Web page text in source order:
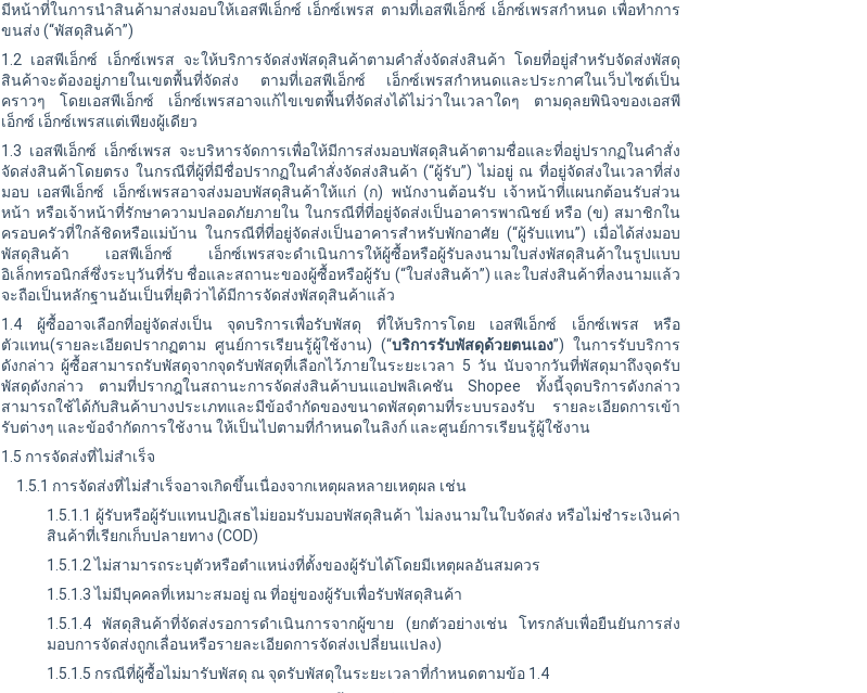
มีหน้าที่ในการนำสินค้ามาส่งมอบให้เอสพีเอ็กซ์ เอ็กซ์เพรส ตามที่เอสพีเอ็กซ์ เอ็กซ์เพรสกำหนด เพื่อทำการ
ขนส่ง (“พัสดุสินค้า”)
1.2 เอสพีเอ็กซ์ เอ็กซ์เพรส จะให้บริการจัดส่งพัสดุสินค้าตามคำสั่งจัดส่งสินค้า โดยที่อยู่สำหรับจัดส่งพัสดุ
สินค้าจะต้องอยู่ภายในเขตพื้นที่จัดส่ง ตามที่เอสพีเอ็กซ์ เอ็กซ์เพรสกำหนดและประกาศในเว็บไซต์เป็น
คราวๆ โดยเอสพีเอ็กซ์
เอ็กซ์เพรสอาจแก้ไขเขตพื้นที่จัดส่งได้ไม่ว่าในเวลาใดๆ ตามดุลยพินิจของเอสพี
เอ็กซ์ เอ็กซ์เพรสแต่เพียงผู้เดียว
1.3 เอสพีเอ็กซ์ เอ็กซ์เพรส จะบริหารจัดการเพื่อให้มีการส่งมอบพัสดุสินค้าตามชื่อและที่อยู่ปรากฏในคำสั่ง
จัดส่งสินค้าโดยตรง ในกรณีที่ผู้ที่มีชื่อปรากฏในคำสั่งจัดส่งสินค้า (“ผู้รับ”) ไม่อยู่ ณ ที่อยู่จัดส่งในเวลาที่ส่ง
มอบ เอสพีเอ็กซ์
เอ็กซ์เพรสอาจส่งมอบพัสดุสินค้าให้แก่ (ก) พนักงานต้อนรับ เจ้าหน้าที่แผนกต้อนรับส่วน
หน้า หรือเจ้าหน้าที่รักษาความปลอดภัยภายใน ในกรณีที่ที่อยู่จัดส่งเป็นอาคารพาณิชย์ หรือ (ข) สมาชิกใน
ครอบครัวที่ใกล้ชิดหรือแม่บ้าน ในกรณีที่ที่อยู่จัดส่งเป็นอาคารสำหรับพักอาศัย (“ผู้รับแทน”) เมื่อได้ส่งมอบ
พัสดุสินค้า เอสพีเอ็กซ์
เอ็กซ์เพรสจะดำเนินการให้ผู้ซื้อหรือผู้รับลงนามใบส่งพัสดุสินค้าในรูปแบบ
อิเล็กทรอนิกส์ซึ่งระบุวันที่รับ ชื่อและสถานะของผู้ซื้อหรือผู้รับ (“ใบส่งสินค้า”) และใบส่งสินค้าที่ลงนามแล้ว
จะถือเป็นหลักฐานอันเป็นที่ยุติว่าได้มีการจัดส่งพัสดุสินค้าแล้ว
1.4 ผู้ซื้ออาจเลือกที่อยู่จัดส่งเป็น จุดบริการเพื่อรับพัสดุ ที่ให้บริการโดย เอสพีเอ็กซ์ เอ็กซ์เพรส หรือ
ตัวแทน(รายละเอียดปรากฏตาม ศูนย์การเรียนรู้ผู้ใช้งาน) (“บริการรับพัสดุด้วยตนเอง”) ในการรับบริการ
ดังกล่าว ผู้ซื้อสามารถรับพัสดุจากจุดรับพัสดุที่เลือกไว้ภายในระยะเวลา 5 วัน นับจากวันที่พัสดุมาถึงจุดรับ
พัสดุดังกล่าว ตามที่ปรากฎในสถานะการจัดส่งสินค้าบนแอปพลิเคชัน Shopee ทั้งนี้จุดบริการดังกล่าว
สามารถใช้ได้กับสินค้าบางประเภทและมีข้อจำกัดของขนาดพัสดุตามที่ระบบรองรับ รายละเอียดการเข้า
รับต่างๆ และข้อจำกัดการใช้งาน ให้เป็นไปตามที่กำหนดในลิงก์ และศูนย์การเรียนรู้ผู้ใช้งาน
1.5 การจัดส่งที่ไม่สำเร็จ
1.5.1 การจัดส่งที่ไม่สำเร็จอาจเกิดขึ้นเนื่องจากเหตุผลหลายเหตุผล เช่น
1.5.1.1 ผู้รับหรือผู้รับแทนปฏิเสธไม่ยอมรับมอบพัสดุสินค้า ไม่ลงนามในใบจัดส่ง หรือไม่ชำระเงินค่า
สินค้าที่เรียกเก็บปลายทาง (COD)
1.5.1.2 ไม่สามารถระบุตัวหรือตำแหน่งที่ตั้งของผู้รับได้โดยมีเหตุผลอันสมควร
1.5.1.3 ไม่มีบุคคลที่เหมาะสมอยู่ ณ ที่อยู่ของผู้รับเพื่อรับพัสดุสินค้า
1.5.1.4 พัสดุสินค้าที่จัดส่งรอการดำเนินการจากผู้ขาย (ยกตัวอย่างเช่น โทรกลับเพื่อยืนยันการส่ง
มอบการจัดส่งถูกเลื่อนหรือรายละเอียดการจัดส่งเปลี่ยนแปลง)
1.5.1.5 กรณีที่ผู้ซื้อไม่มารับพัสดุ ณ จุดรับพัสดุในระยะเวลาที่กำหนดตามข้อ 1.4